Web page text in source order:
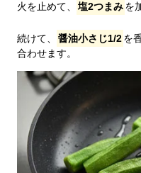
火を止めて、 塩2つまみを
続けて、 醤油小さじ1/2を
合わせます。